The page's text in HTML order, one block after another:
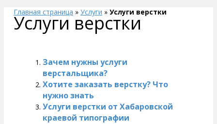
Главная страница » Услуги » Услуги верстки
Услуги верстки
Зачем нужны услуги
верстальщика?
Хотите заказать верстку? Что
нужно знать
Услуги верстки от Хабаровской
краевой типографии